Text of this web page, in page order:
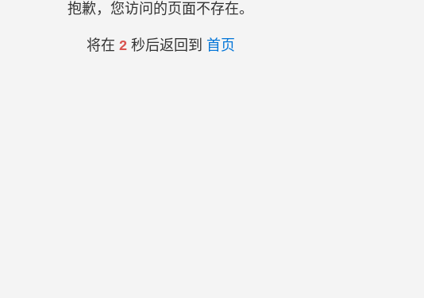
抱歉，您访问的页面不存在。
将在 2秒后返回到 首页